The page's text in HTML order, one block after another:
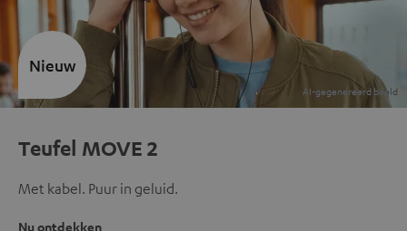
Teufel MOVE 2
Met kabel. Puur in geluid.
Nu ontdekken
Nieuw